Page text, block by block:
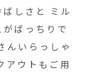
り
カフェ #島根
重構造グラ
しさと ミル
ばっちりで
んいらっしゃ
アウトもご用